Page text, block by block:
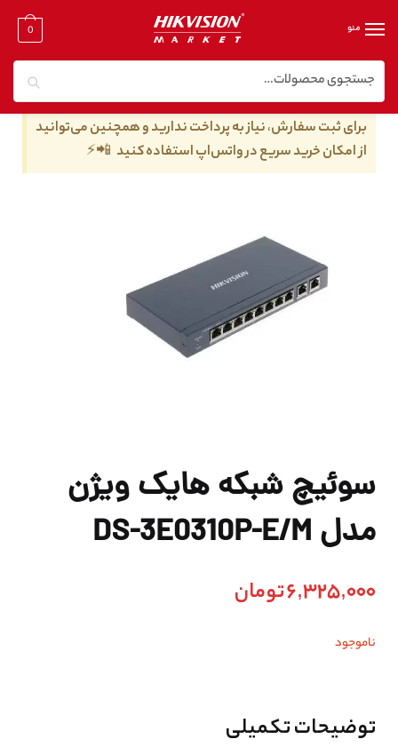
منو 0
خانه / تجهیزات جانبی هایک ویژن سوئیچ شبکه هایک ویژن مدل DS-3E0310P-E/M
برای ثبت سفارش، نیاز به پرداخت ندارید و همچنین می‌توانید
از امکان خرید سریع در واتس‌اپ استفاده کنید 📲⚡
سوئیچ شبکه هایک ویژن
مدل DS-3E0310P-E/M
6,325,000تومان
ناموجود
توضیحات تکمیلی